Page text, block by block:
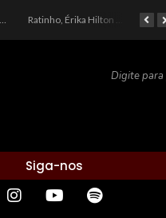
do Politicamente Correto e a Realidade das Telas Ratinho, Érika Hilton e a Farsa Política: Quem Ganha com o Barulho no País de Bobson?
Siga-nos